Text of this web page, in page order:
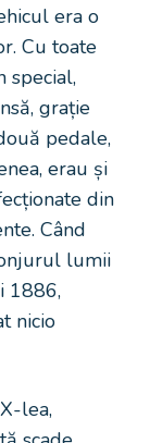
era o
Cu toate
special,
grație
pedale,
erau și
din
Când
lumii
1886,
nicio
lea,